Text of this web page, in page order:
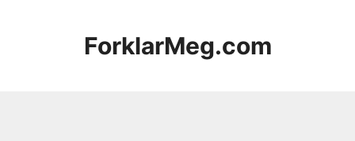
ForklarMeg.com